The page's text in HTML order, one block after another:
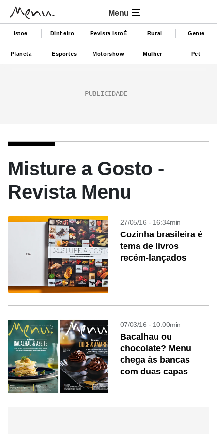
Menu
Istoe Dinheiro Revista IstoÉ Rural Gente
Planeta Esportes Motorshow Mulher Pet
Misture a Gosto -
Revista Menu
27/05/16 - 16:34min
Cozinha brasileira é
tema de livros
recém-lançados
07/03/16 - 10:00min
Bacalhau ou
chocolate? Menu
chega às bancas
com duas capas